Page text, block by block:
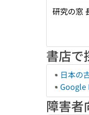
研究の窓
書店で
日本の
Google
障害者